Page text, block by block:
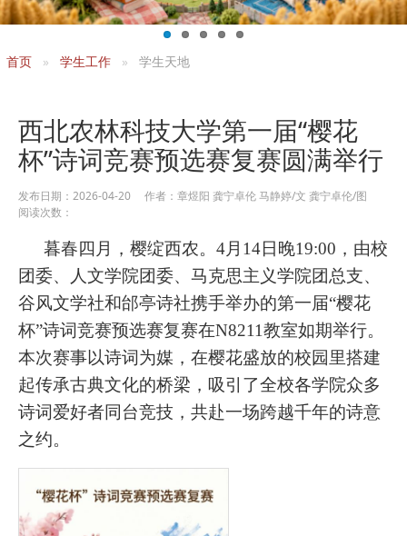
首页 学生工作 学生天地
西北农林科技大学第一届“樱花
杯”诗词竞赛预选赛复赛圆满举行
发布日期：2026-04-20 作者：章煜阳 龚宁卓伦 马静婷/文 龚宁卓伦/图
阅读次数：
暮春四月，樱绽西农。4月14日晚19:00，由校
团委、人文学院团委、马克思主义学院团总支、
谷风文学社和邰亭诗社携手举办的第一届“樱花
杯”诗词竞赛预选赛复赛在N8211教室如期举行。
本次赛事以诗词为媒，在樱花盛放的校园里搭建
起传承古典文化的桥梁，吸引了全校各学院众多
诗词爱好者同台竞技，共赴一场跨越千年的诗意
之约。